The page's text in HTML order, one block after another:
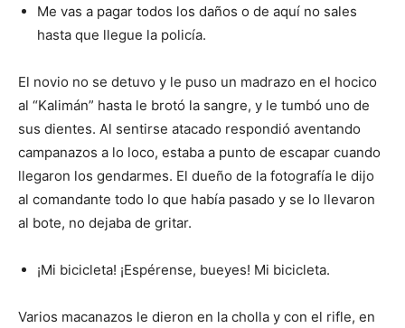
Me vas a pagar todos los daños o de aquí no sales
hasta que llegue la policía.
El novio no se detuvo y le puso un madrazo en el hocico
al “Kalimán” hasta le brotó la sangre, y le tumbó uno de
sus dientes. Al sentirse atacado respondió aventando
campanazos a lo loco, estaba a punto de escapar cuando
llegaron los gendarmes. El dueño de la fotografía le dijo
al comandante todo lo que había pasado y se lo llevaron
al bote, no dejaba de gritar.
¡Mi bicicleta! ¡Espérense, bueyes! Mi bicicleta.
Varios macanazos le dieron en la cholla y con el rifle, en